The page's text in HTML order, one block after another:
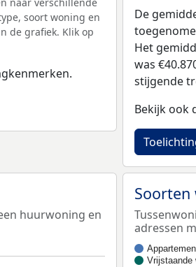
soort woning en
de grafiek. Klik op
De
Het
was
stijgende
Bekijk ook
huurwoning en
Soorten
adressen
Vrijstaande